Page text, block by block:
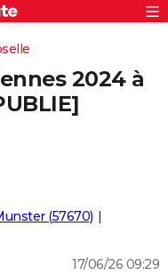
2024 à
(57670)
17/06/26 09:29